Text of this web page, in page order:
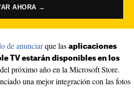
AHORA →
de anunciarque las aplicaciones
TV estarán disponibles en los
próximo año en la Microsoft Store.
una mejor integración con las fotos